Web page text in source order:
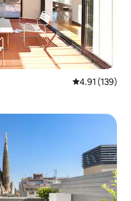
औसत रेटिंग 5 में से
4.91 (139)